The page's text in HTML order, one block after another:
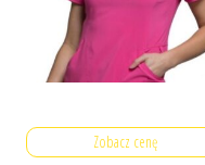
Zobacz cenę